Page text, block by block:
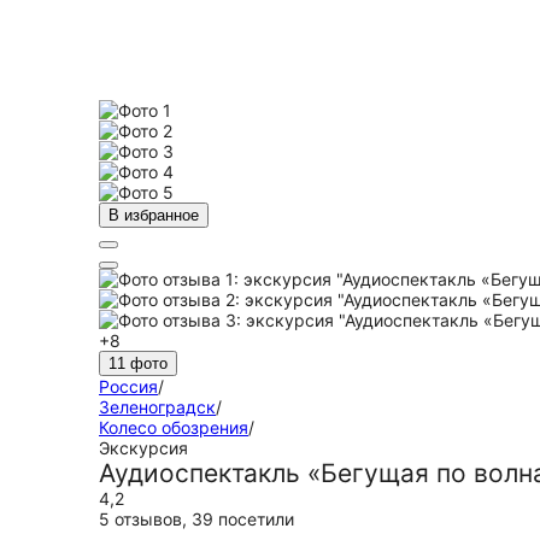
В избранное
+8
11 фото
Россия/
Зеленоградск/
Колесо обозрения/
Экскурсия
Аудиоспектакль «Бегущая по
4,2
5 отзывов, 39 посетили